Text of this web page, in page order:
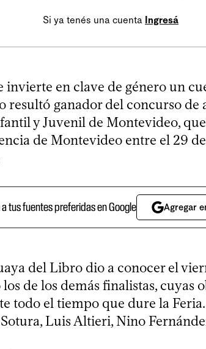
Si ya tenés una cuenta Ingresá
invierte en clave de género un
resultó ganador del concurso de
y Juvenil de Montevideo,
de Montevideo entre el 29
a tus fuentes preferidas en Google Agregar
del Libro dio a conocer el
de los demás finalistas, cuyas
todo el tiempo que dure la
Luis Altieri, Nino